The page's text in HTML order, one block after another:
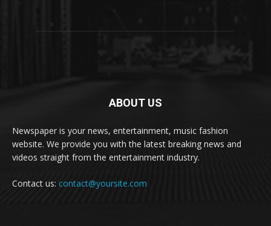
ABOUT US
Newspaper is your news, entertainment, music fashion
website. We provide you with the latest breaking news and
videos straight from the entertainment industry.
Contact us: contact@yoursite.com